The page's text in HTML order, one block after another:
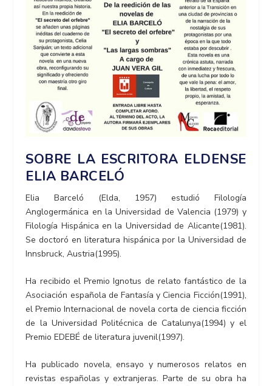
SOBRE LA ESCRITORA ELDENSE
ELIA BARCELÓ
Elia Barceló (Elda, 1957) estudió Filología
Anglogermánica en la Universidad de Valencia (1979) y
Filología Hispánica en la Universidad de Alicante(1981).
Se doctoró en literatura hispánica por la Universidad de
Innsbruck, Austria(1995).
Ha recibido el Premio Ignotus de relato fantástico de la
Asociación española de Fantasía y Ciencia Ficción(1991),
el Premio Internacional de novela corta de ciencia ficción
de la Universidad Politécnica de Catalunya(1994) y el
Premio EDEBÉ de literatura juvenil(1997).
Ha publicado novela, ensayo y numerosos relatos en
revistas españolas y extranjeras. Parte de su obra ha